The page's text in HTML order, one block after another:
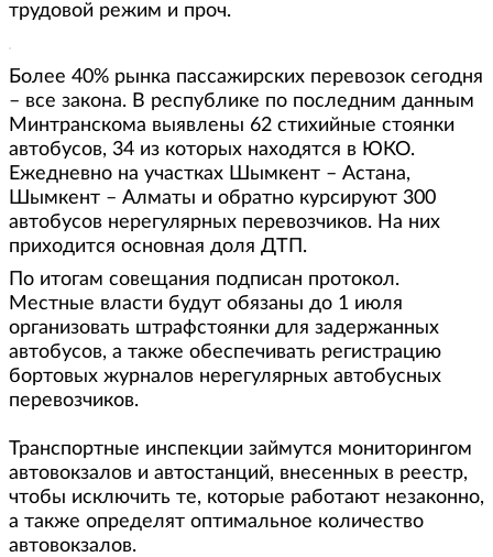
трудовой режим и проч.
Более 40% рынка пассажирских перевозок сегодня
– все закона. В республике по последним данным
Минтранскома выявлены 62 стихийные стоянки
автобусов, 34 из которых находятся в ЮКО.
Ежедневно на участках Шымкент – Астана,
Шымкент – Алматы и обратно курсируют 300
автобусов нерегулярных перевозчиков. На них
приходится основная доля ДТП.
По итогам совещания подписан протокол.
Местные власти будут обязаны до 1 июля
организовать штрафстоянки для задержанных
автобусов, а также обеспечивать регистрацию
бортовых журналов нерегулярных автобусных
перевозчиков.
Транспортные инспекции займутся мониторингом
автовокзалов и автостанций, внесенных в реестр,
чтобы исключить те, которые работают незаконно,
а также определят оптимальное количество
автовокзалов.